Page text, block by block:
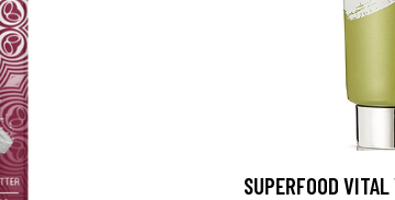
SUPERFOOD